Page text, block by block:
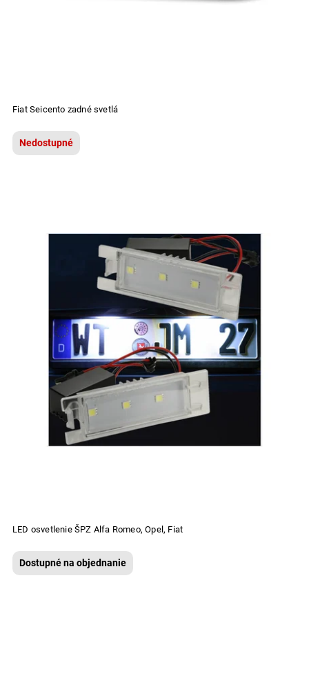
Fiat Seicento zadné svetlá
Nedostupné
LED osvetlenie ŠPZ Alfa Romeo, Opel, Fiat
Dostupné na objednanie